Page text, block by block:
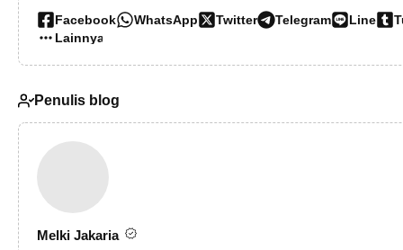
Facebook WhatsApp Twitter Telegram Line
Lainnya…
Penulis blog
Melki Jakaria